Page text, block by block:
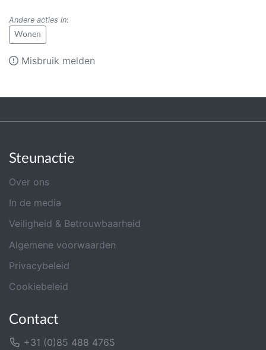
Andere acties in:
Wonen
Misbruik melden
Steunactie
Over ons
In de media
Veiligheid & Betrouwbaarheid
Algemene voorwaarden
Privacybeleid
Cookiebeleid
Contact
+31 (0)85 488 4765